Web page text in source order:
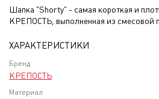
Шапка "Shorty" - самая короткая и
КРЕПОСТЬ, выполненная из смесовой
ХАРАКТЕРИСТИКИ
Бренд
КРЕПОСТЬ
Материал